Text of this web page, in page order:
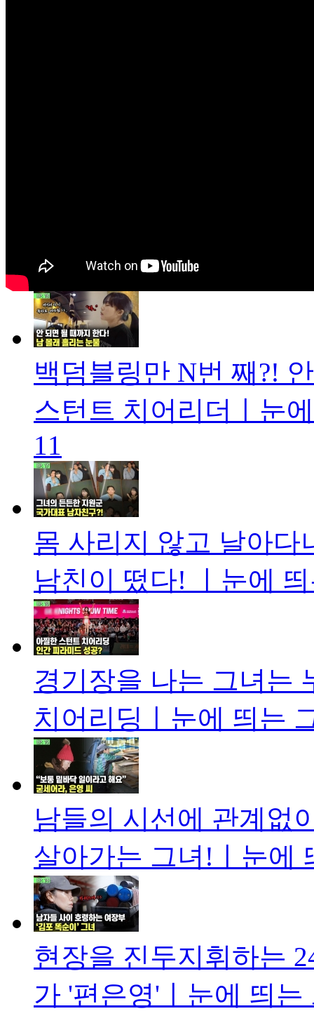
백덤블링만 N번 째?!
스턴트 치어리더ㅣ눈
11
몸 사리지 않고 날아다
남친이 떴다! ㅣ눈에
경기장을 나는 그녀는
치어리딩ㅣ눈에 띄는
남들의 시선에 관계없
살아가는 그녀!ㅣ눈에
현장을 진두지휘하는
가 '편은영'ㅣ눈에 띄